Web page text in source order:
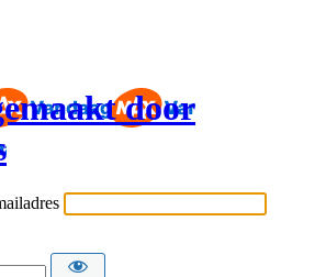
door